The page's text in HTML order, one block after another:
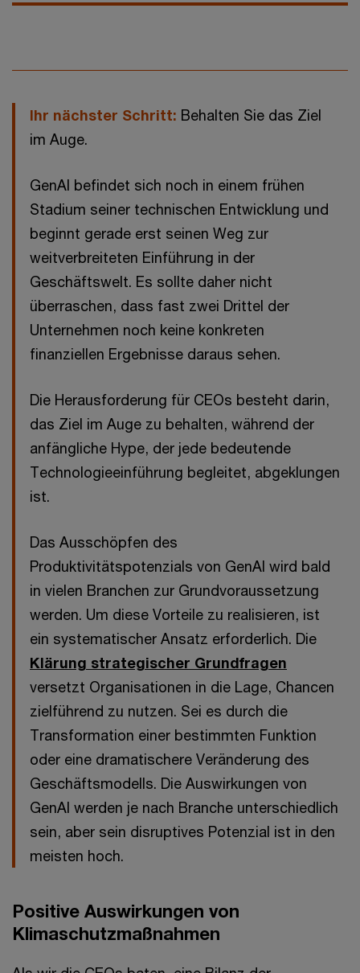
Ihr nächster Schritt: Behalten Sie das Ziel
im Auge.
GenAI befindet sich noch in einem frühen
Stadium seiner technischen Entwicklung und
beginnt gerade erst seinen Weg zur
weitverbreiteten Einführung in der
Geschäftswelt. Es sollte daher nicht
überraschen, dass fast zwei Drittel der
Unternehmen noch keine konkreten
finanziellen Ergebnisse daraus sehen.
Die Herausforderung für CEOs besteht darin,
das Ziel im Auge zu behalten, während der
anfängliche Hype, der jede bedeutende
Technologieeinführung begleitet, abgeklungen
ist.
Das Ausschöpfen des
Produktivitätspotenzials von GenAI wird bald
in vielen Branchen zur Grundvoraussetzung
werden. Um diese Vorteile zu realisieren, ist
ein systematischer Ansatz erforderlich. Die
Klärung strategischer Grundfragen
versetzt Organisationen in die Lage, Chancen
zielführend zu nutzen. Sei es durch die
Transformation einer bestimmten Funktion
oder eine dramatischere Veränderung des
Geschäftsmodells. Die Auswirkungen von
GenAI werden je nach Branche unterschiedlich
sein, aber sein disruptives Potenzial ist in den
meisten hoch.
Positive Auswirkungen von
Klimaschutzmaßnahmen